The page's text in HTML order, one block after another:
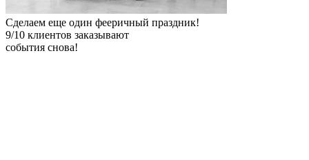
Сделаем еще один фееричный праздник!
9/10 клиентов заказывают
события снова!